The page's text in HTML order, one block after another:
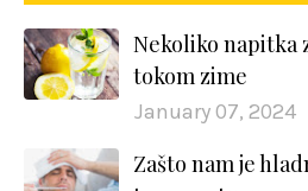
Nekoliko napitka
tokom zime
January 07, 2024
Zašto nam je